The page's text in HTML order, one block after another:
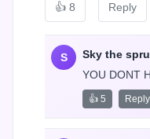
👍 8 Reply
S Sky the
YOU DONT
👍 5 Reply